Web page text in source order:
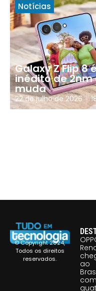
Notícias
Galaxy Z Flip 8
inédito de 2nm
muda
22 de julho de 2026
© Copyright 2024,
Todos os direitos
reservados.
ao
com